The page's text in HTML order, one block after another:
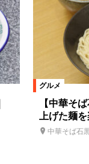
グルメ
【中華そ
上げた麺
中華そば石